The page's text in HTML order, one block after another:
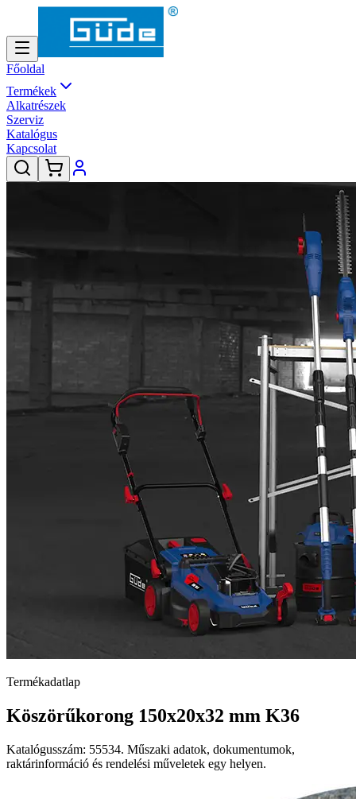
Főoldal
Termékek
Alkatrészek
Szerviz
Katalógus
Kapcsolat
Termékadatlap
Köszörűkorong 150x20x32 mm K36
Katalógusszám: 55534. Műszaki adatok, dokumentumok,
raktárinformáció és rendelési műveletek egy helyen.